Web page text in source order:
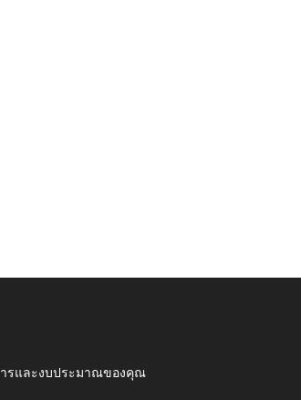
ารและงบประมาณของคุณ